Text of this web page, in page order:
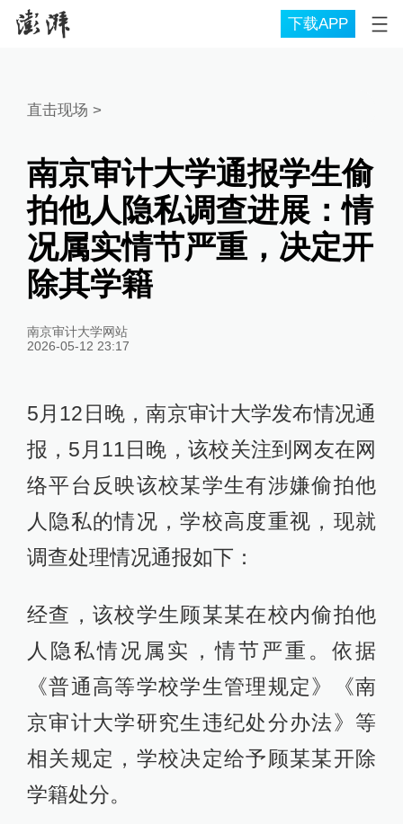
下载APP
直击现场 >
南京审计大学通报学生偷
拍他人隐私调查进展：情
况属实情节严重，决定开
除其学籍
南京审计大学网站
2026-05-12 23:17
5月12日晚，南京审计大学发布情况通
报，5月11日晚，该校关注到网友在网
络平台反映该校某学生有涉嫌偷拍他
人隐私的情况，学校高度重视，现就
调查处理情况通报如下：
经查，该校学生顾某某在校内偷拍他
人隐私情况属实，情节严重。依据
《普通高等学校学生管理规定》《南
京审计大学研究生违纪处分办法》等
相关规定，学校决定给予顾某某开除
学籍处分。